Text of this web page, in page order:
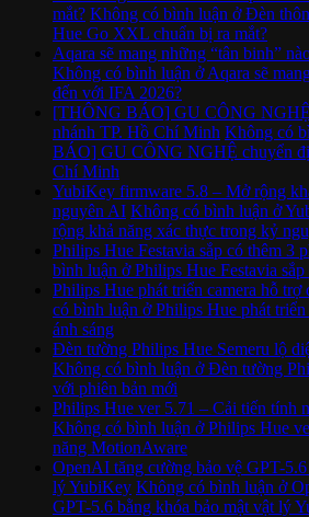
mắt? Không có bình luận ở Đèn
Hue Go XXL chuẩn bị ra mắt?
Aqara sẽ mang những “tân binh”
Không có bình luận ở Aqara sẽ
đến với IFA 2026?
[THÔNG BÁO] GU CÔNG NGHỆ
nhánh TP. Hồ Chí Minh Không có
BÁO] GU CÔNG NGHỆ chuyển
Chí Minh
YubiKey firmware 5.8 – Mở rộng
nguyên AI Không có bình luận ở
rộng khả năng xác thực trong kỷ
Philips Hue Festavia sắp có thêm 3
bình luận ở Philips Hue Festavia
Philips Hue phát triển camera hỗ trợ
có bình luận ở Philips Hue phát
ánh sáng
Đèn tường Philips Hue Semeru lộ
Không có bình luận ở Đèn tường
với phiên bản mới
Philips Hue ver 5.71 – Cải tiến tính
Không có bình luận ở Philips Hue
năng MotionAware
OpenAI tăng cường bảo vệ GPT-
lý YubiKey Không có bình luận ở
GPT-5.6 bằng khóa bảo mật vật lý